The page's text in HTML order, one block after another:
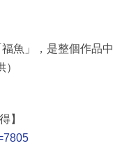
魚」，是整個作品中
】